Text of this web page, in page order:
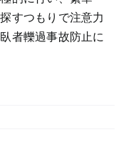
すつもりで注意力
者轢過事故防止に